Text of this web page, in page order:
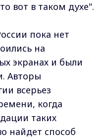
вот в таком духе".
пока нет
на
экранах и были
Авторы
всерьез
когда
таких
найдет способ